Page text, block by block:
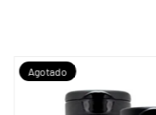
Agotado